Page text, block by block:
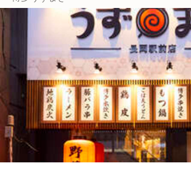
加えて、定番の肉串やハニーカマン
イーツ巻き串などバリエーション豊富
また、全国展開している当ブランド
域性を活かしたオリジナルメニューを
す！